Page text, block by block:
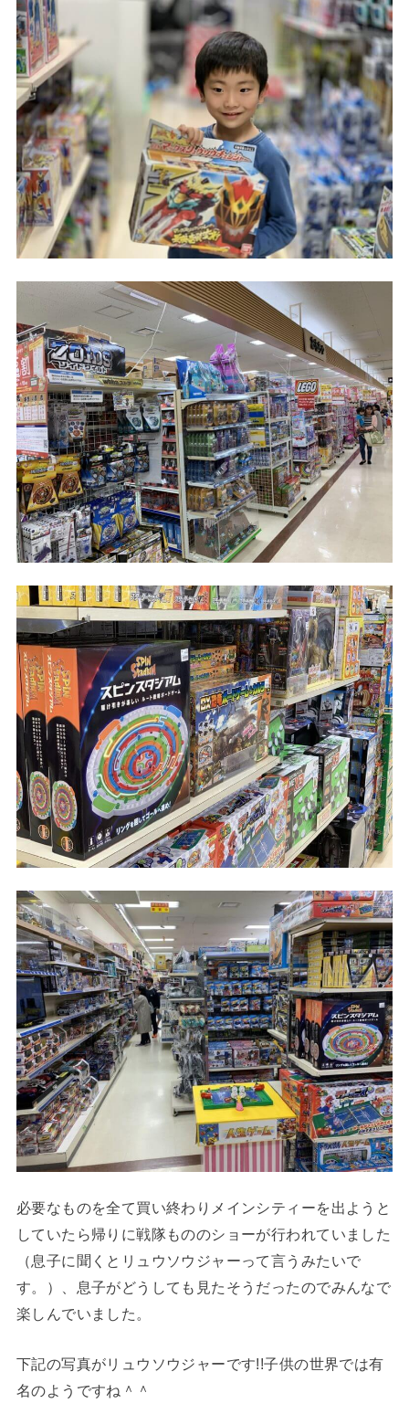
必要なものを全て買い終わりメインシティーを出ようと
していたら帰りに戦隊もののショーが行われていました
（息子に聞くとリュウソウジャーって言うみたいで
す。）、息子がどうしても見たそうだったのでみんなで
楽しんでいました。
下記の写真がリュウソウジャーです!!子供の世界では有
名のようですね＾＾